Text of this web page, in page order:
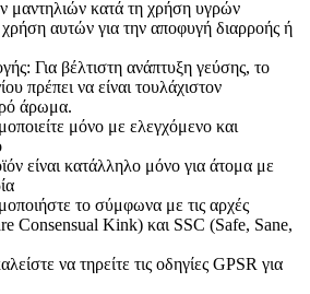
μαντηλιών κατά τη χρήση υγρών
αυτών για την αποφυγή διαρροής ή
Για βέλτιστη ανάπτυξη γεύσης, το
πρέπει να είναι τουλάχιστον
άρωμα.
μόνο με ελεγχόμενο και
είναι κατάλληλο μόνο για άτομα με
το σύμφωνα με τις αρχές
Consensual Kink) και SSC (Safe, Sane,
να τηρείτε τις οδηγίες GPSR για